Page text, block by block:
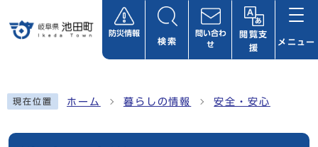
防災情報
検索
問い合わ
せ
閲覧支
援
メニュー
現在位置 ホーム 暮らしの情報 安全・安心